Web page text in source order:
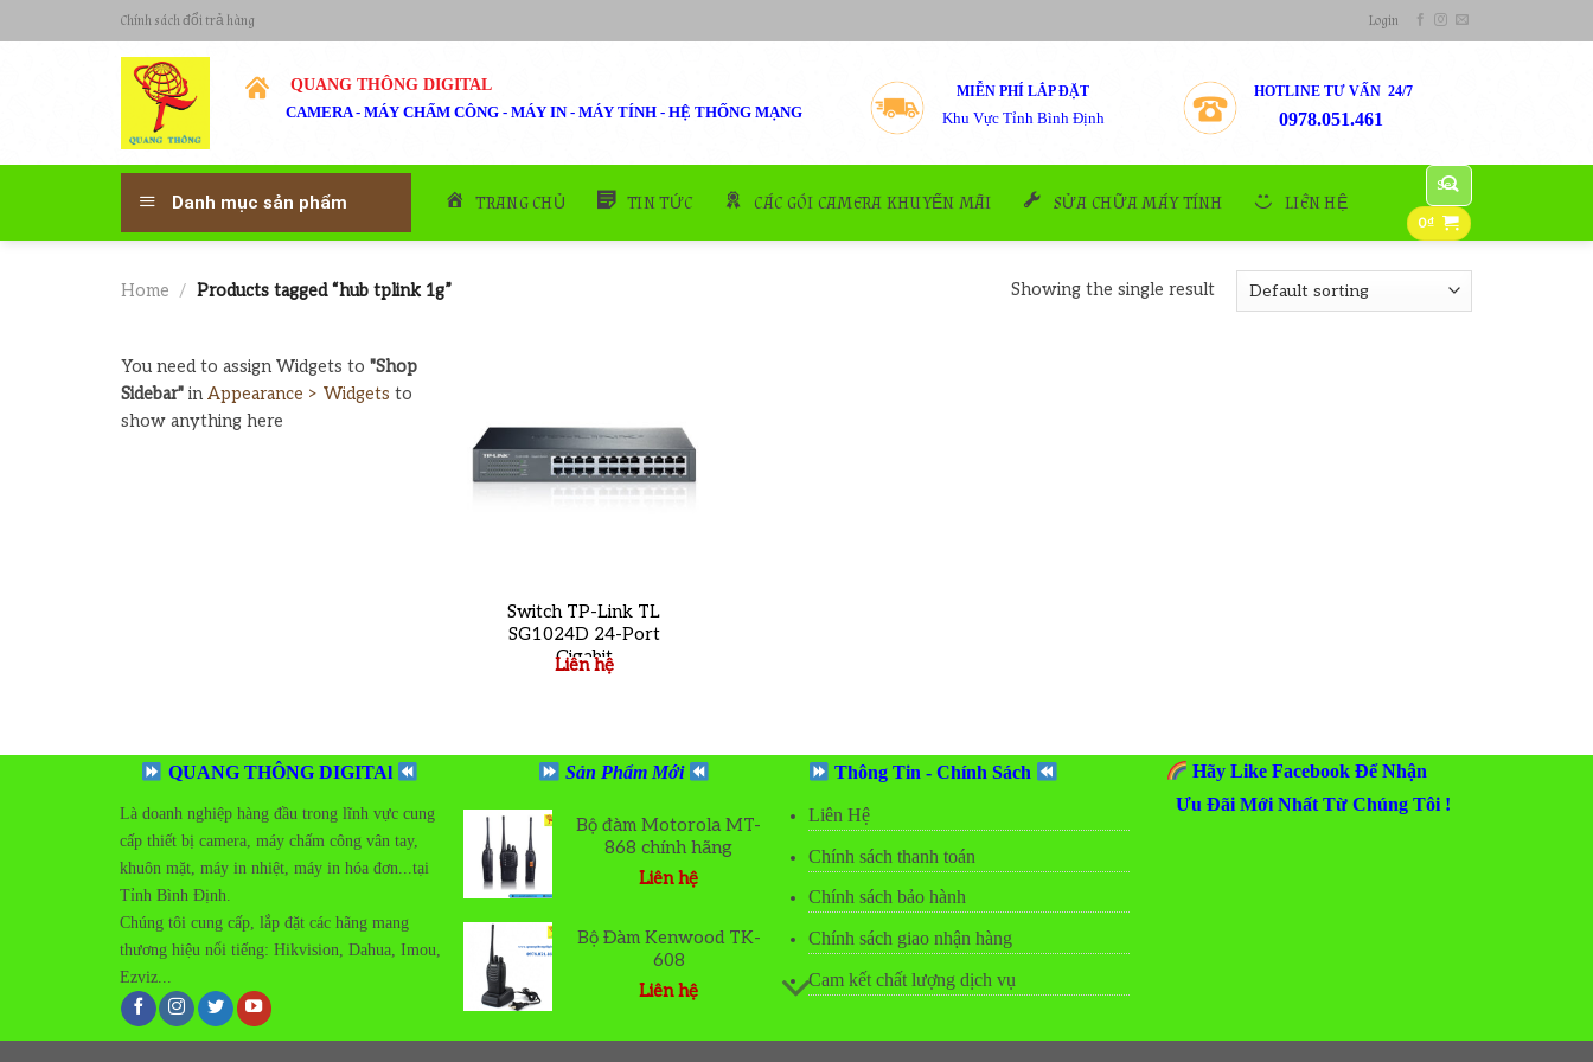
to
Chính sách đổi trả hàng Login
QUANG THÔNG DIGITAL
CAMERA - MÁY CHẤM CÔNG - MÁY IN - MÁY TÍNH - HỆ THỐNG MẠNG
MIỄN PHÍ LẮP ĐẶT
Khu Vực Tỉnh Bình Định
HOTLINE TƯ VẤN 24/7
0978.051.461
Danh mục sản phẩm TRANG CHỦ TIN TỨC CÁC GÓI CAMERA KHUYẾN MÃI SỬA CHỮA MÁY TÍNH LIÊN HỆ
Search
for:
0₫
Home / Products tagged “hub tplink 1g” Showing the single result
You need to assign Widgets to "Shop
Sidebar" in Appearance > Widgets to
show anything here
Add to
wishlist
Switch TP-Link TL
SG1024D 24-Port
Gigabit
Liên hệ
QUANG THÔNG DIGITAl
Là doanh nghiệp hàng đầu trong lĩnh vực cung
cấp thiết bị camera, máy chấm công vân tay,
khuôn mặt, máy in nhiệt, máy in hóa đơn...tại
Tỉnh Bình Định.
Chúng tôi cung cấp, lắp đặt các hãng mang
thương hiệu nổi tiếng: Hikvision, Dahua, Imou,
Ezviz...
Sản Phẩm Mới
wishlist
Bộ đàm Motorola MT-
868 chính hãng
Liên hệ
wishlist
Bộ Đàm Kenwood TK-
608
Liên hệ
Thông Tin - Chính Sách
Liên Hệ
Chính sách thanh toán
Chính sách bảo hành
Chính sách giao nhận hàng
Cam kết chất lượng dịch vụ
Hãy Like Facebook Để Nhận
Ưu Đãi Mới Nhất Từ Chúng Tôi !